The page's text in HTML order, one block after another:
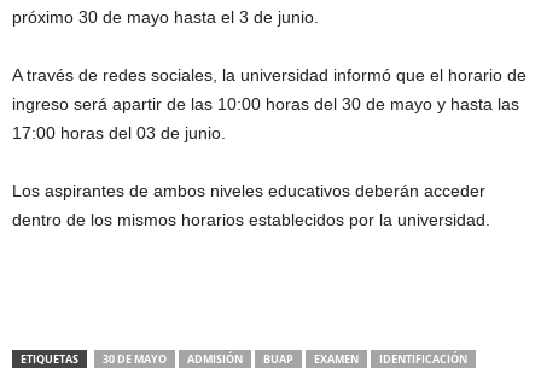
próximo 30 de mayo hasta el 3 de junio.
A través de redes sociales, la universidad informó que el horario de
ingreso será apartir de las 10:00 horas del 30 de mayo y hasta las
17:00 horas del 03 de junio.
Los aspirantes de ambos niveles educativos deberán acceder
dentro de los mismos horarios establecidos por la universidad.
ETIQUETAS 30 DE MAYO ADMISIÓN BUAP EXAMEN IDENTIFICACIÓN